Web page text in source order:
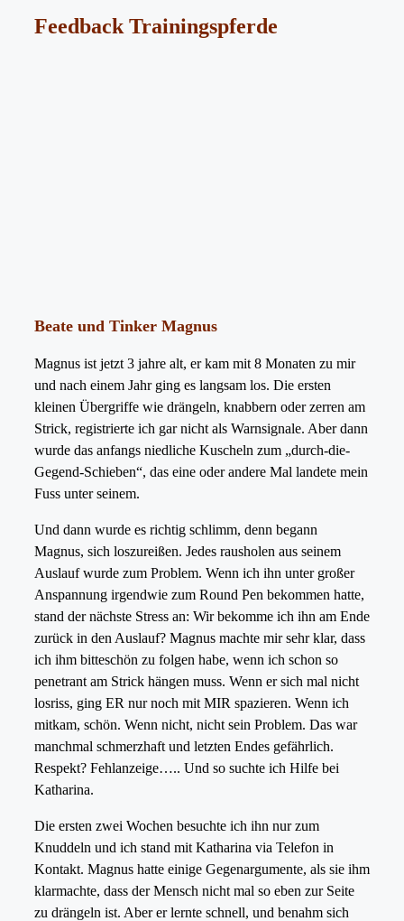
Feedback Trainingspferde
Beate und Tinker Magnus
Magnus ist jetzt 3 jahre alt, er kam mit 8 Monaten zu mir
und nach einem Jahr ging es langsam los. Die ersten
kleinen Übergriffe wie drängeln, knabbern oder zerren am
Strick, registrierte ich gar nicht als Warnsignale. Aber dann
wurde das anfangs niedliche Kuscheln zum „durch-die-
Gegend-Schieben“, das eine oder andere Mal landete mein
Fuss unter seinem.
Und dann wurde es richtig schlimm, denn begann
Magnus, sich loszureißen. Jedes rausholen aus seinem
Auslauf wurde zum Problem. Wenn ich ihn unter großer
Anspannung irgendwie zum Round Pen bekommen hatte,
stand der nächste Stress an: Wir bekomme ich ihn am Ende
zurück in den Auslauf? Magnus machte mir sehr klar, dass
ich ihm bitteschön zu folgen habe, wenn ich schon so
penetrant am Strick hängen muss. Wenn er sich mal nicht
losriss, ging ER nur noch mit MIR spazieren. Wenn ich
mitkam, schön. Wenn nicht, nicht sein Problem. Das war
manchmal schmerzhaft und letzten Endes gefährlich.
Respekt? Fehlanzeige….. Und so suchte ich Hilfe bei
Katharina.
Die ersten zwei Wochen besuchte ich ihn nur zum
Knuddeln und ich stand mit Katharina via Telefon in
Kontakt. Magnus hatte einige Gegenargumente, als sie ihm
klarmachte, dass der Mensch nicht mal so eben zur Seite
zu drängeln ist. Aber er lernte schnell, und benahm sich